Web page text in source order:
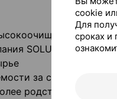
омега
SOLUTEX,
за счет
родственной
cookie
Для
сроках и